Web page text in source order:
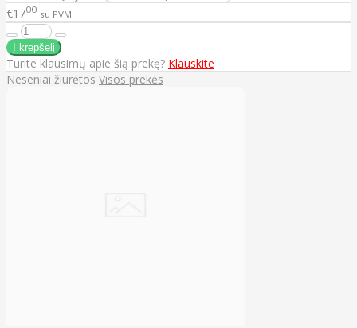
€1700 su PVM
Turite klausimų apie šią prekę? Klauskite
Neseniai žiūrėtos Visos prekės